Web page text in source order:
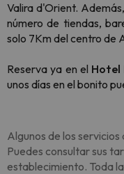
Valira d'Orient.
número de tiendas,
solo 7Km del centro de
Reserva ya en el Hotel
unos días en el bonito
Algunos de los
Puedes consultar sus
establecimiento. Toda